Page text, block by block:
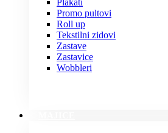
Plakati
Promo pultovi
Roll up
Tekstilni zidovi
Zastave
Zastavice
Wobbleri